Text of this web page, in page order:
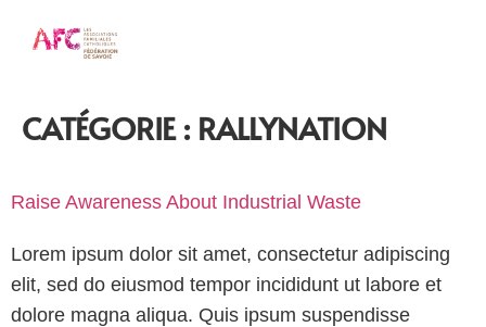
CATÉGORIE : RALLYNATION
Raise Awareness About Industrial Waste
Lorem ipsum dolor sit amet, consectetur adipiscing
elit, sed do eiusmod tempor incididunt ut labore et
dolore magna aliqua. Quis ipsum suspendisse